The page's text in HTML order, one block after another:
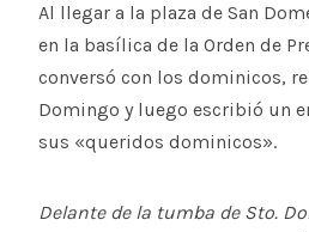
Al llegar a la plaza de San
en la basílica de la Orden de
conversó con los dominicos,
Domingo y luego escribió un
sus «queridos dominicos».
Delante de la tumba de Sto.